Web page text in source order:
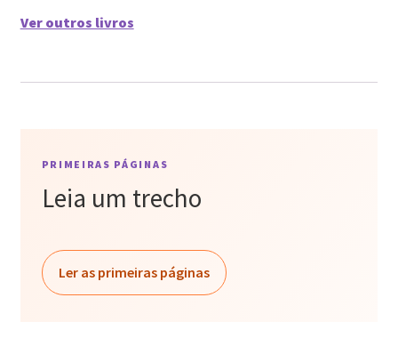
Ver outros livros
PRIMEIRAS PÁGINAS
Leia um trecho
Ler as primeiras páginas